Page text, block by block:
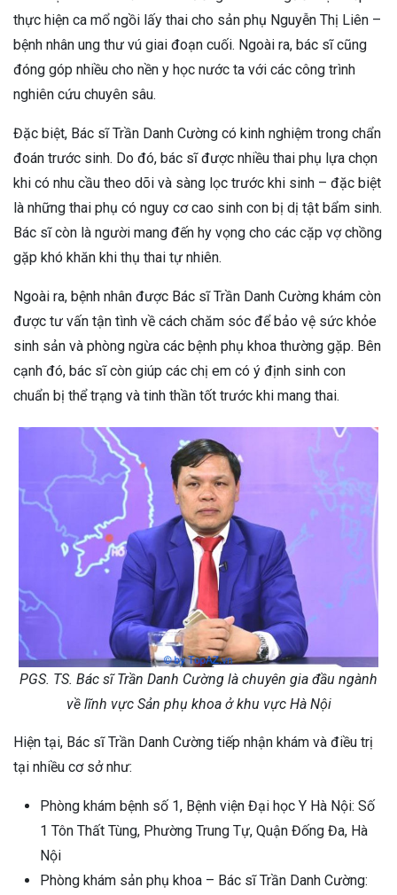
thực hiện ca mổ ngồi lấy thai cho sản phụ Nguyễn Thị Liên –
bệnh nhân ung thư vú giai đoạn cuối. Ngoài ra, bác sĩ cũng
đóng góp nhiều cho nền y học nước ta với các công trình
nghiên cứu chuyên sâu.
Đặc biệt, Bác sĩ Trần Danh Cường có kinh nghiệm trong chẩn
đoán trước sinh. Do đó, bác sĩ được nhiều thai phụ lựa chọn
khi có nhu cầu theo dõi và sàng lọc trước khi sinh – đặc biệt
là những thai phụ có nguy cơ cao sinh con bị dị tật bẩm sinh.
Bác sĩ còn là người mang đến hy vọng cho các cặp vợ chồng
gặp khó khăn khi thụ thai tự nhiên.
Ngoài ra, bệnh nhân được Bác sĩ Trần Danh Cường khám còn
được tư vấn tận tình về cách chăm sóc để bảo vệ sức khỏe
sinh sản và phòng ngừa các bệnh phụ khoa thường gặp. Bên
cạnh đó, bác sĩ còn giúp các chị em có ý định sinh con
chuẩn bị thể trạng và tinh thần tốt trước khi mang thai.
PGS. TS. Bác sĩ Trần Danh Cường là chuyên gia đầu ngành
về lĩnh vực Sản phụ khoa ở khu vực Hà Nội
Hiện tại, Bác sĩ Trần Danh Cường tiếp nhận khám và điều trị
tại nhiều cơ sở như:
Phòng khám bệnh số 1, Bệnh viện Đại học Y Hà Nội: Số
1 Tôn Thất Tùng, Phường Trung Tự, Quận Đống Đa, Hà
Nội
Phòng khám sản phụ khoa – Bác sĩ Trần Danh Cường: